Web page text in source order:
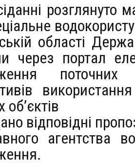
розглянуто
області
через портал
поточних
об’єктів
відповідні
агентства